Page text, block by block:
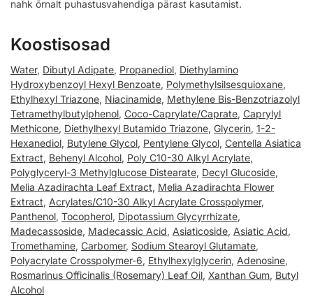
nahk õrnalt puhastusvahendiga pärast kasutamist.
Koostisosad
Water, Dibutyl Adipate, Propanediol, Diethylamino
Hydroxybenzoyl Hexyl Benzoate, Polymethylsilsesquioxane,
Ethylhexyl Triazone, Niacinamide, Methylene Bis-Benzotriazolyl
Tetramethylbutylphenol, Coco-Caprylate/Caprate, Caprylyl
Methicone, Diethylhexyl Butamido Triazone, Glycerin, 1-2-
Hexanediol, Butylene Glycol, Pentylene Glycol, Centella Asiatica
Extract, Behenyl Alcohol, Poly C10-30 Alkyl Acrylate,
Polyglyceryl-3 Methylglucose Distearate, Decyl Glucoside,
Melia Azadirachta Leaf Extract, Melia Azadirachta Flower
Extract, Acrylates/C10-30 Alkyl Acrylate Crosspolymer,
Panthenol, Tocopherol, Dipotassium Glycyrrhizate,
Madecassoside, Madecassic Acid, Asiaticoside, Asiatic Acid,
Tromethamine, Carbomer, Sodium Stearoyl Glutamate,
Polyacrylate Crosspolymer-6, Ethylhexylglycerin, Adenosine,
Rosmarinus Officinalis (Rosemary) Leaf Oil, Xanthan Gum, Butyl
Alcohol